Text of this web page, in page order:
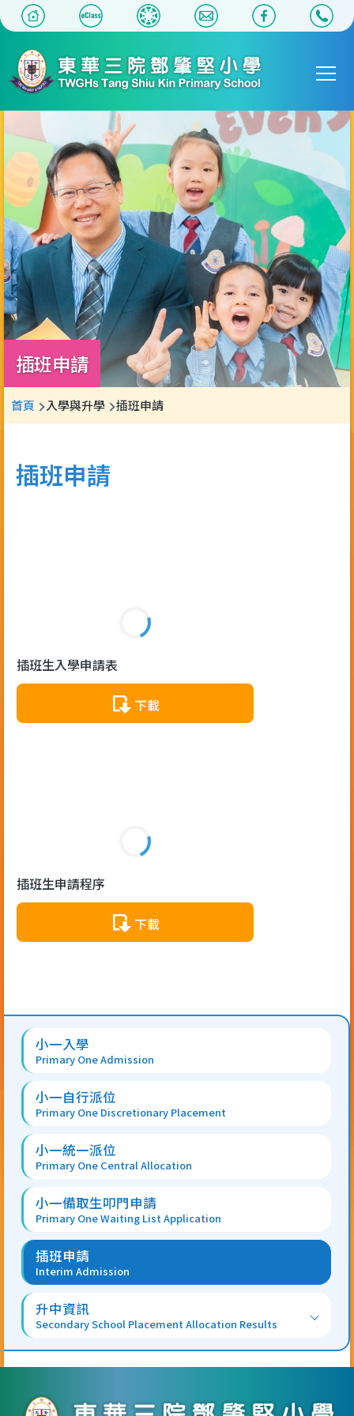
移至主內容
Main
插班申請
導
航
結
首頁 入學與升學 插班申請
插班申請
插班生入學申請表
下載
插班生申請程序
下載
Main
navigation
小一入學
Primary One Admission
小一自行派位
Primary One Discretionary Placement
小一統一派位
Primary One Central Allocation
小一備取生叩門申請
Primary One Waiting List Application
插班申請
Interim Admission
升中資訊
Secondary School Placement Allocation Results